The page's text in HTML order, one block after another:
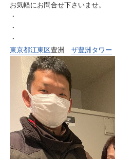
お気軽にお問合せ下さいませ。
・
・
・
東京都江東区豊洲 ザ豊洲タワー